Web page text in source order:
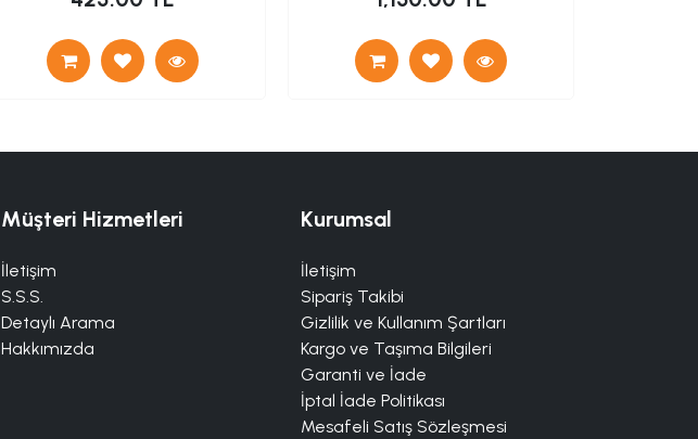
Kurumsal
İletişim
Sipariş Takibi
Gizlilik ve Kullanım Şartları
Kargo ve Taşıma Bilgileri
Garanti ve İade
İptal İade Politikası
Mesafeli Satış Sözleşmesi
Müşteri Hizmetleri
İletişim
S.S.S.
Detaylı Arama
Hakkımızda